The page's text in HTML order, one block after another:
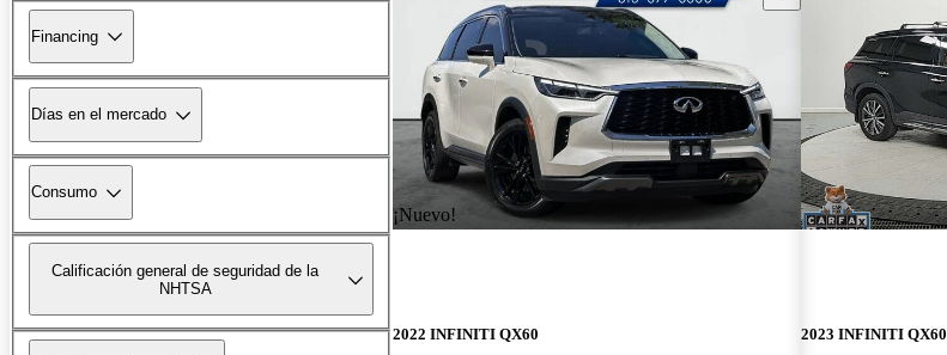
Financing
Días en el mercado
Consumo
Calificación general de seguridad de la
NHTSA
¡Nuevo!
2022 INFINITI QX60 2023 INFINITI QX60